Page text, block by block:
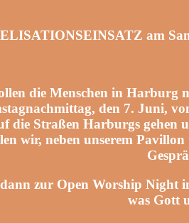
am
die Menschen in
den 7. Juni,
die Straßen Harburgs
wir, neben unserem
zur Open Worship
was Gott